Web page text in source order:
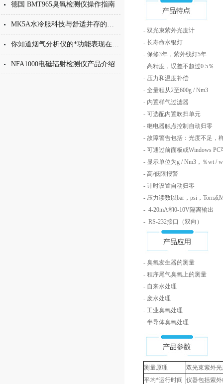
德国 BMT965臭氧检测仪操作指南
MK5A水冷服科技与舒适并存的降温产品
你知道烟气分析仪的*功能表现在哪些方面么
NFA1000电磁辐射检测仪产品介绍
- 双光束紫外光度计
- 长寿命水银灯
- 保修3年，紫外线灯5年
- 高精度，误差不超过0.5％
- 压力和温度补偿
- 全量程从2至600g / Nm3
- 内置样气过滤器
- 可选配内置吹扫单元
- 继电器触点控制自动归零
- 故障警告包括：光度不足，
- 可通过前面板或Windows
- 显示单位为g / Nm3，％wt /
- 高/低限报警
- 计时设置自动归零
- 压力读数以bar，psi，Torr或
- 4-20mA和0-10V隔离输出
- RS-232接口（双向）
- 臭氧发生器的测量
- 程序尾气臭氧上的测量
- 自来水处理
- 废水处理
- 工业臭氧处理
- 半导体臭氧处理
测量原理
双光束紫外光
平均*运行时间
仪器包括紫外